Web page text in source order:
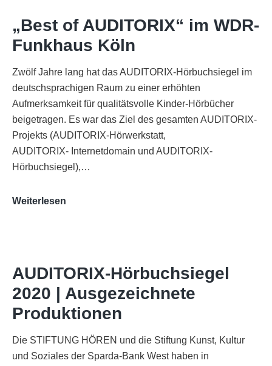
„Best of AUDITORIX“ im WDR-
Funkhaus Köln
Zwölf Jahre lang hat das AUDITORIX-Hörbuchsiegel im
deutschsprachigen Raum zu einer erhöhten
Aufmerksamkeit für qualitätsvolle Kinder-Hörbücher
beigetragen. Es war das Ziel des gesamten AUDITORIX-
Projekts (AUDITORIX-Hörwerkstatt,
AUDITORIX- Internetdomain und AUDITORIX-
Hörbuchsiegel),…
Weiterlesen
Funkhaus
Köln
AUDITORIX-Hörbuchsiegel
2020 | Ausgezeichnete
Produktionen
Die STIFTUNG HÖREN und die Stiftung Kunst, Kultur
und Soziales der Sparda-Bank West haben in